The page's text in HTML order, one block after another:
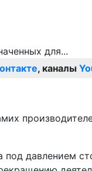
, каналы
под давлением